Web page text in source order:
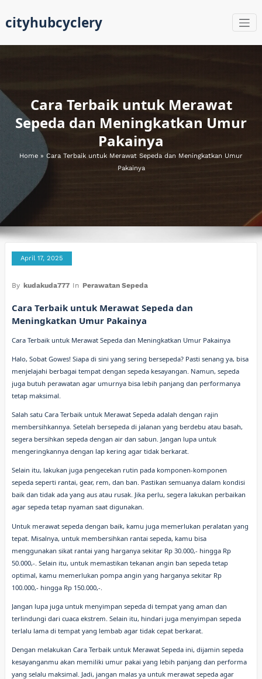
content
cityhubcyclery
Cara Terbaik untuk Merawat
Sepeda dan Meningkatkan Umur
Pakainya
Home » Cara Terbaik untuk Merawat Sepeda dan Meningkatkan Umur
Pakainya
April 17, 2025
By kudakuda777 In Perawatan Sepeda
Cara Terbaik untuk Merawat Sepeda dan
Meningkatkan Umur Pakainya
Cara Terbaik untuk Merawat Sepeda dan Meningkatkan Umur Pakainya
Halo, Sobat Gowes! Siapa di sini yang sering bersepeda? Pasti senang ya, bisa
menjelajahi berbagai tempat dengan sepeda kesayangan. Namun, sepeda
juga butuh perawatan agar umurnya bisa lebih panjang dan performanya
tetap maksimal.
Salah satu Cara Terbaik untuk Merawat Sepeda adalah dengan rajin
membersihkannya. Setelah bersepeda di jalanan yang berdebu atau basah,
segera bersihkan sepeda dengan air dan sabun. Jangan lupa untuk
mengeringkannya dengan lap kering agar tidak berkarat.
Selain itu, lakukan juga pengecekan rutin pada komponen-komponen
sepeda seperti rantai, gear, rem, dan ban. Pastikan semuanya dalam kondisi
baik dan tidak ada yang aus atau rusak. Jika perlu, segera lakukan perbaikan
agar sepeda tetap nyaman saat digunakan.
Untuk merawat sepeda dengan baik, kamu juga memerlukan peralatan yang
tepat. Misalnya, untuk membersihkan rantai sepeda, kamu bisa
menggunakan sikat rantai yang harganya sekitar Rp 30.000,- hingga Rp
50.000,-. Selain itu, untuk memastikan tekanan angin ban sepeda tetap
optimal, kamu memerlukan pompa angin yang harganya sekitar Rp
100.000,- hingga Rp 150.000,-.
Jangan lupa juga untuk menyimpan sepeda di tempat yang aman dan
terlindungi dari cuaca ekstrem. Selain itu, hindari juga menyimpan sepeda
terlalu lama di tempat yang lembab agar tidak cepat berkarat.
Dengan melakukan Cara Terbaik untuk Merawat Sepeda ini, dijamin sepeda
kesayanganmu akan memiliki umur pakai yang lebih panjang dan performa
yang selalu maksimal. Jadi, jangan malas ya untuk merawat sepeda agar